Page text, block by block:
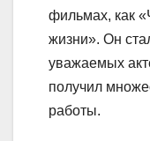
фильмах, как
жизни». Он
уважаемых
получил
работы.